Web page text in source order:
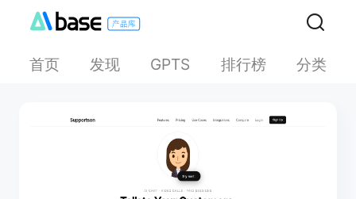
首页 发现 GPTS 排行榜 分类